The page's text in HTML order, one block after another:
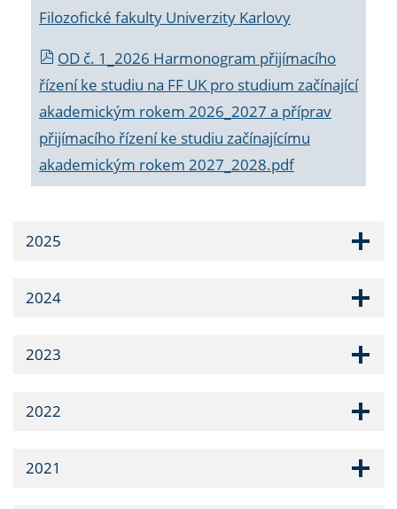
Filozofické fakulty Univerzity Karlovy
OD č. 1_2026 Harmonogram přijímacího
řízení ke studiu na FF UK pro studium začínající
akademickým rokem 2026_2027 a příprav
přijímacího řízení ke studiu začínajícímu
akademickým rokem 2027_2028.pdf
2025
2024
2023
2022
2021